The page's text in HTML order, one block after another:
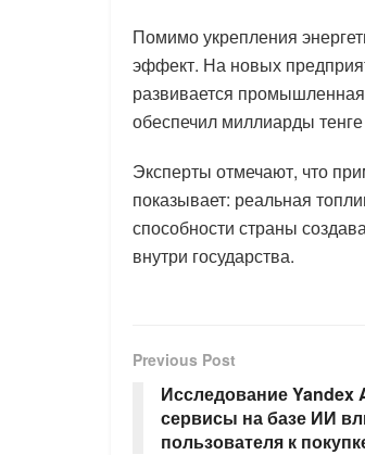
Помимо укрепления
эффект. На новых
развивается
обеспечил миллиарды
Эксперты отмечают, что
показывает: реальная
способности страны
внутри государства.
Previous Post
Исследование Yandex
сервисы на базе ИИ
пользователя к